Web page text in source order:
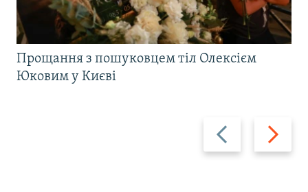
Назад Вперед
Прощання з пошуковцем тіл Олексієм
Юковим у Києві